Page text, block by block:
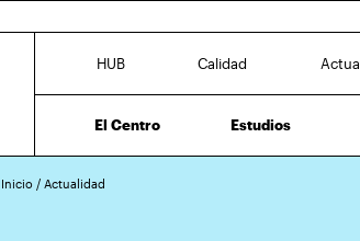
HUB Calidad
El Centro Estudios
Inicio / Actualidad